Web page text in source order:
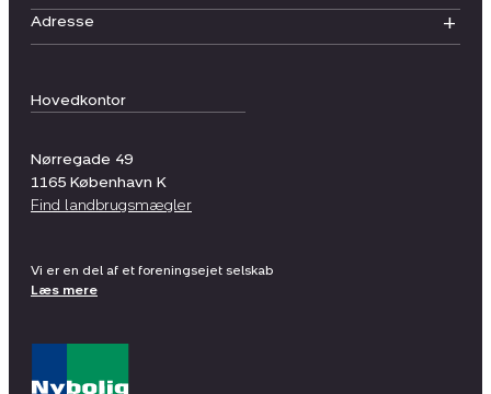
Hovedkontor
Nørregade 49
1165 København K
Find landbrugsmægler
Adresse
Vi er en del af et foreningsejet selskab
Læs mere